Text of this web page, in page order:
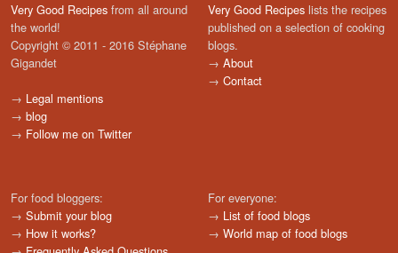
Very Good Recipes from all around
the world!
Copyright © 2011 - 2016 Stéphane
Gigandet
→ Legal mentions
→ blog
→ Follow me on Twitter
Very Good Recipes lists the recipes
published on a selection of cooking
blogs.
→ About
→ Contact
For food bloggers:
→ Submit your blog
→ How it works?
For everyone:
→ List of food blogs
→ World map of food blogs